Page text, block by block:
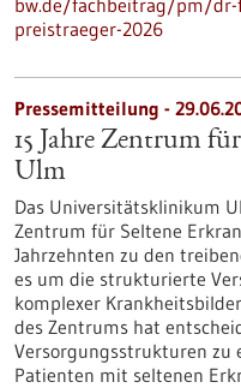
bw.de/fachbeitrag/pm/dr-
preistraeger-2026
Pressemitteilung -
15 Jahre Zentrum
Ulm
Das Universitätsklinikum
Zentrum für Seltene
Jahrzehnten zu den
es um die strukturierte
komplexer
des Zentrums hat
Versorgungsstrukturen zu
Patienten mit seltenen